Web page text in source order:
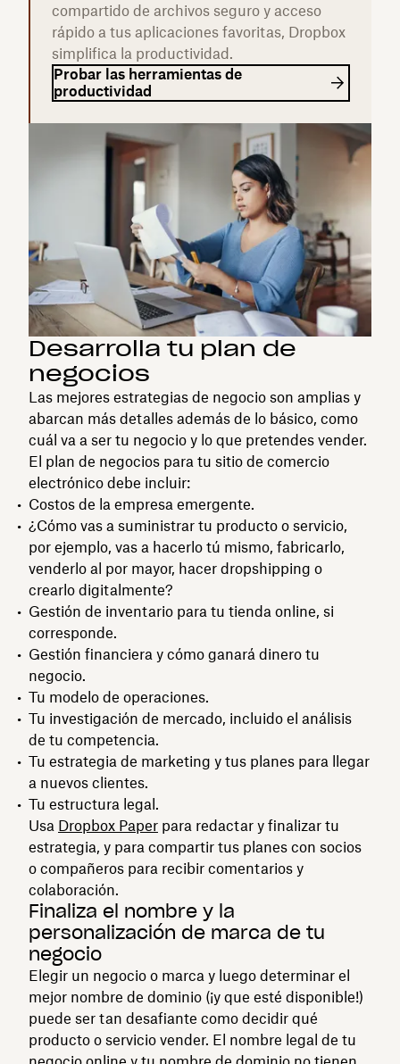
compartido de archivos seguro y acceso
rápido a tus aplicaciones favoritas, Dropbox
simplifica la productividad.
Probar las herramientas de
productividad
Desarrolla tu plan de
negocios
Las mejores estrategias de negocio son amplias y
abarcan más detalles además de lo básico, como
cuál va a ser tu negocio y lo que pretendes vender.
El plan de negocios para tu sitio de comercio
electrónico debe incluir:
Costos de la empresa emergente.
¿Cómo vas a suministrar tu producto o servicio,
por ejemplo, vas a hacerlo tú mismo, fabricarlo,
venderlo al por mayor, hacer dropshipping o
crearlo digitalmente?
Gestión de inventario para tu tienda online, si
corresponde.
Gestión financiera y cómo ganará dinero tu
negocio.
Tu modelo de operaciones.
Tu investigación de mercado, incluido el análisis
de tu competencia.
Tu estrategia de marketing y tus planes para llegar
a nuevos clientes.
Tu estructura legal.
Usa Dropbox Paper para redactar y finalizar tu
estrategia, y para compartir tus planes con socios
o compañeros para recibir comentarios y
colaboración.
Finaliza el nombre y la
personalización de marca de tu
negocio
Elegir un negocio o marca y luego determinar el
mejor nombre de dominio (¡y que esté disponible!)
puede ser tan desafiante como decidir qué
producto o servicio vender. El nombre legal de tu